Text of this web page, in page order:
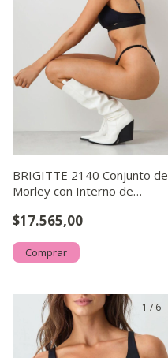
BRIGITTE 2140 Conjunto de
Morley con Interno de
$17.565,00
Comprar
1 / 6